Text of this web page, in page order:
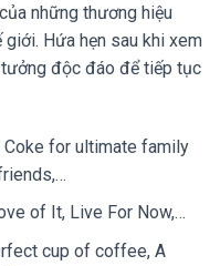
những thương hiệu
giới. Hứa hẹn sau khi xem
độc đáo để tiếp tục
Coke for ultimate family
of It, Live For Now,…
cup of coffee, A